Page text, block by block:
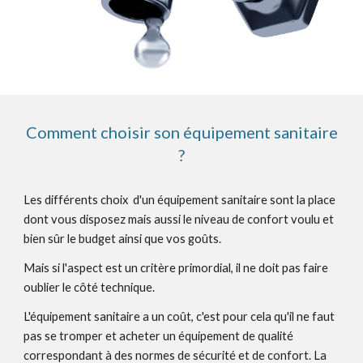
Comment choisir son équipement sanitaire
?
Les différents choix d'un équipement sanitaire sont la place
dont vous disposez mais aussi le niveau de confort voulu et
bien sûr le budget ainsi que vos goûts.
Mais si l'aspect est un critère primordial, il ne doit pas faire
oublier le côté technique.
L'équipement sanitaire a un coût, c'est pour cela qu'il ne faut
pas se tromper et acheter un équipement de qualité
correspondant à des normes de sécurité et de confort. La